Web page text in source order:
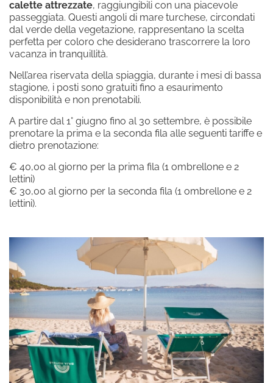
dati come risultante dell'informativa
privacyper le finalità di invio di
materiale promozionale.
Iscrivimi alla newsletter!
SCOPRI I NOSTRI HOTEL
Hotel La Bisaccia
Club Hotel
TORNA ALLA HOMEPAGE DEL GRUPPO
SEGUICI SUI SOCIAL
calette attrezzate, raggiungibili con una piacevole
passeggiata. Questi angoli di mare turchese, circondati
dal verde della vegetazione, rappresentano la scelta
perfetta per coloro che desiderano trascorrere la loro
vacanza in tranquillità.
Nell’area riservata della spiaggia, durante i mesi di bassa
stagione, i posti sono gratuiti fino a esaurimento
disponibilità e non prenotabili.
A partire dal 1° giugno fino al 30 settembre, è possibile
prenotare la prima e la seconda fila alle seguenti tariffe e
dietro prenotazione:
€ 40,00 al giorno per la prima fila (1 ombrellone e 2
lettini)
€ 30,00 al giorno per la seconda fila (1 ombrellone e 2
lettini).